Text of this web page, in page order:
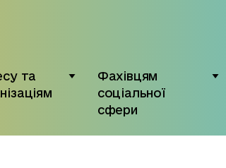
та
Фахівцям
соціальної
сфери